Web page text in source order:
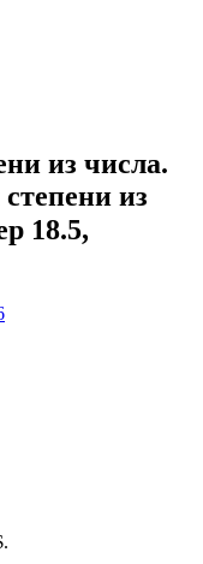
из числа.
из
18.5,